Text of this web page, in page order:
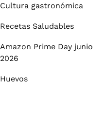
Cultura gastronómica
Recetas Saludables
Amazon Prime Day junio
2026
Huevos